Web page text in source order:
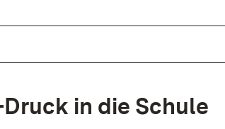
in die Schule